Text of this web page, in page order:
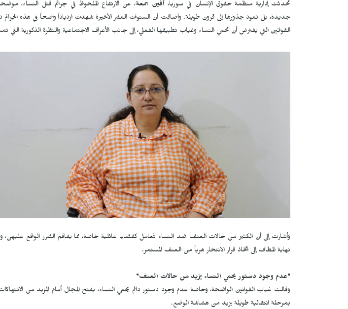
تحدثت إدارية منظمة حقوق الإنسان في سوريا، أفين جمعة، عن الارتفاع الملحوظ في جرائم قتل النساء،
جديدة، بل تعود جذورها إلى قرون طويلة. وأضافت أن السنوات العشر الأخيرة شهدت ازدياداً واضحاً في هذه
القوانين التي يفترض أن تحمي النساء وغياب تطبيقها الفعلي، إلى جانب الأعراف الاجتماعية والنظرة الذكورية التي
وأشارت إلى أن الكثير من حالات العنف ضد النساء تُعامل كقضايا عائلية خاصة، مما يفاقم الضرر الواقع
نهاية المطاف إلى اتخاذ قرار الانتحار هرباً من العنف المستمر.
"عدم وجود دستور يحمي النساء يزيد من حالات العنف"
وقالت غياب القوانين الواضحة، وخاصة عدم وجود دستور دائم يحمي النساء، يفتح المجال أمام المزيد من
بمرحلة انتقالية طويلة يزيد من هشاشة الوضع.